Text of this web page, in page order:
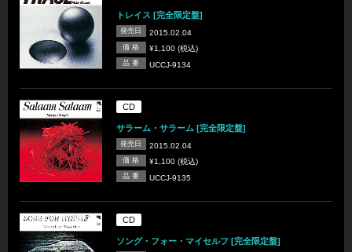
トレイス [完全限定盤]
発売日 2015.02.04
価 格 ¥1,100 (税込)
品 番 UCCJ-9134
CD
サラーム・サラーム [完全限定盤]
発売日 2015.02.04
価 格 ¥1,100 (税込)
品 番 UCCJ-9135
CD
ソング・フォー・マイセルフ [完全限定盤]